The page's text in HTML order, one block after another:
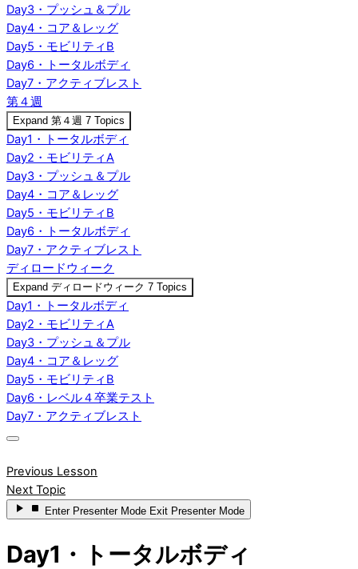
Day3・プッシュ＆プル
Day4・コア＆レッグ
Day5・モビリティB
Day6・トータルボディ
Day7・アクティブレスト
第４週
Expand 第４週 7 Topics
Day1・トータルボディ
Day2・モビリティA
Day3・プッシュ＆プル
Day4・コア＆レッグ
Day5・モビリティB
Day6・トータルボディ
Day7・アクティブレスト
ディロードウィーク
Expand ディロードウィーク 7 Topics
Day1・トータルボディ
Day2・モビリティA
Day3・プッシュ＆プル
Day4・コア＆レッグ
Day5・モビリティB
Day6・レベル４卒業テスト
Day7・アクティブレスト
Previous Lesson
Next Topic
Enter Presenter Mode Exit Presenter Mode
Day1・トータルボディ